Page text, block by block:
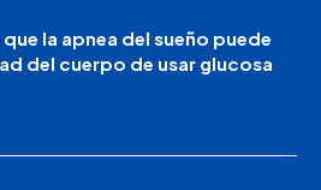
la apnea del sueño puede
del cuerpo de usar glucosa